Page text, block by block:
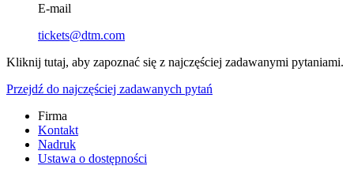
E-mail
tickets@dtm.com
Kliknij tutaj, aby zapoznać się z najczęściej zadawanymi pytaniami.
Przejdź do najczęściej zadawanych pytań
Firma
Kontakt
Nadruk
Ustawa o dostępności